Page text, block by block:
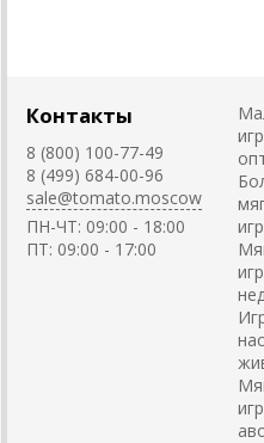
Контакты
8 (800) 100-77-49
8 (499) 684-00-96
sale@tomato.moscow
ПН-ЧТ: 09:00 - 18:00
ПТ: 09:00 - 17:00